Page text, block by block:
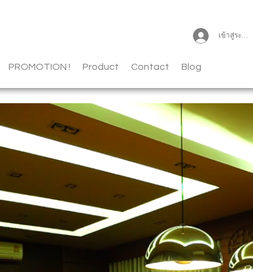
เข้าสู่ระบบ
PROMOTION ! Product Contact Blog